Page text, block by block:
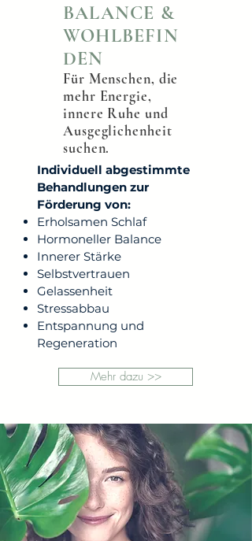
BALANCE &
WOHLBEFIN
DEN
Für Menschen, die
mehr Energie,
innere Ruhe und
Ausgeglichenheit
suchen.
Individuell abgestimmte
Behandlungen zur
Förderung von:
Erholsamen Schlaf
Hormoneller Balance
Innerer Stärke
Selbstvertrauen
Gelassenheit
Stressabbau
Entspannung und
Regeneration
Mehr dazu >>